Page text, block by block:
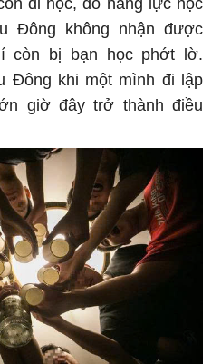
Đông không nhận được
còn bị bạn học phớt lờ.
Đông khi một mình đi lập
giờ đây trở thành điều